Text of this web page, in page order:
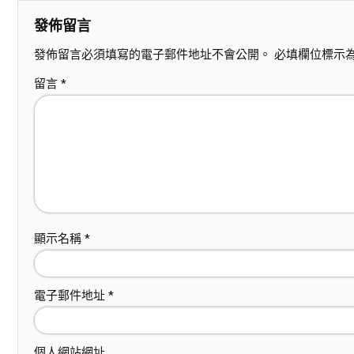
發佈留言
發佈留言必須填寫的電子郵件地址不會公開。 必填欄位標示
留言 *
顯示名稱 *
電子郵件地址 *